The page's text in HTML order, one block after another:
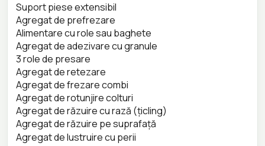
Suport piese extensibil
Agregat de prefrezare
Alimentare cu role sau baghete
Agregat de adezivare cu granule
3 role de presare
Agregat de retezare
Agregat de frezare combi
Agregat de rotunjire colturi
Agregat de răzuire cu rază (țicling)
Agregat de răzuire pe suprafață
Agregat de lustruire cu perii